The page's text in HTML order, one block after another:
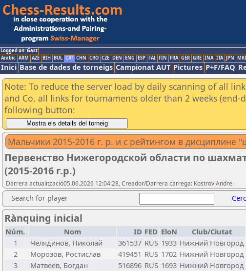
Logged on: Gast
Arabic ARM AZE BIH BUL CAT CHN CRO CZE DEN ENG ESP FAI FIN FRA GER GRE INA ITA JPN
Inici Base de dades de torneigs Campionat AUT Pictures P+F/FAQ
Note: To reduce the server load by daily scanning of all
and Co, all links for tournaments older than 2 weeks (end-
following button:
Мальчики 2015-2016 г. р. и с рейтингом в дисциплине
Первенство Нижегородской области по
(2015-2016 г.р.)
Darrera actualització05.06.2026 12:04:28, Creador/Darrera càrrega: Kostrov Andrei
Search for player
Rànquing inicial
Núm. Nom ID FED EloN
Club/Ciutat
1
Челядинов, Николай 361537 RUS 1933 Нижний Новгород
2
Морозов, Ростислав 419451 RUS 1702 Нижний Новгород
3
Матвеев, Богдан 516896 RUS 1693 Нижний Новгород